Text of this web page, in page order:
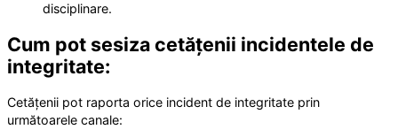
disciplinare.
Cum pot sesiza cetățenii incidentele de
integritate:
Cetățenii pot raporta orice incident de integritate prin
următoarele canale: